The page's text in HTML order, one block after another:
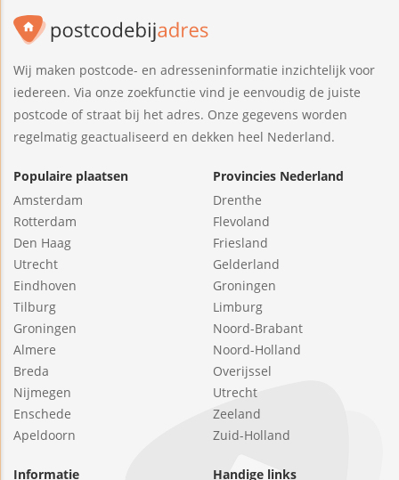
Wij maken postcode- en adresseninformatie inzichtelijk voor
iedereen. Via onze zoekfunctie vind je eenvoudig de juiste
postcode of straat bij het adres. Onze gegevens worden
regelmatig geactualiseerd en dekken heel Nederland.
Populaire plaatsen
Amsterdam
Rotterdam
Den Haag
Utrecht
Eindhoven
Tilburg
Groningen
Almere
Breda
Nijmegen
Enschede
Apeldoorn
Provincies Nederland
Drenthe
Flevoland
Friesland
Gelderland
Groningen
Limburg
Noord-Brabant
Noord-Holland
Overijssel
Utrecht
Zeeland
Zuid-Holland
Informatie Handige links